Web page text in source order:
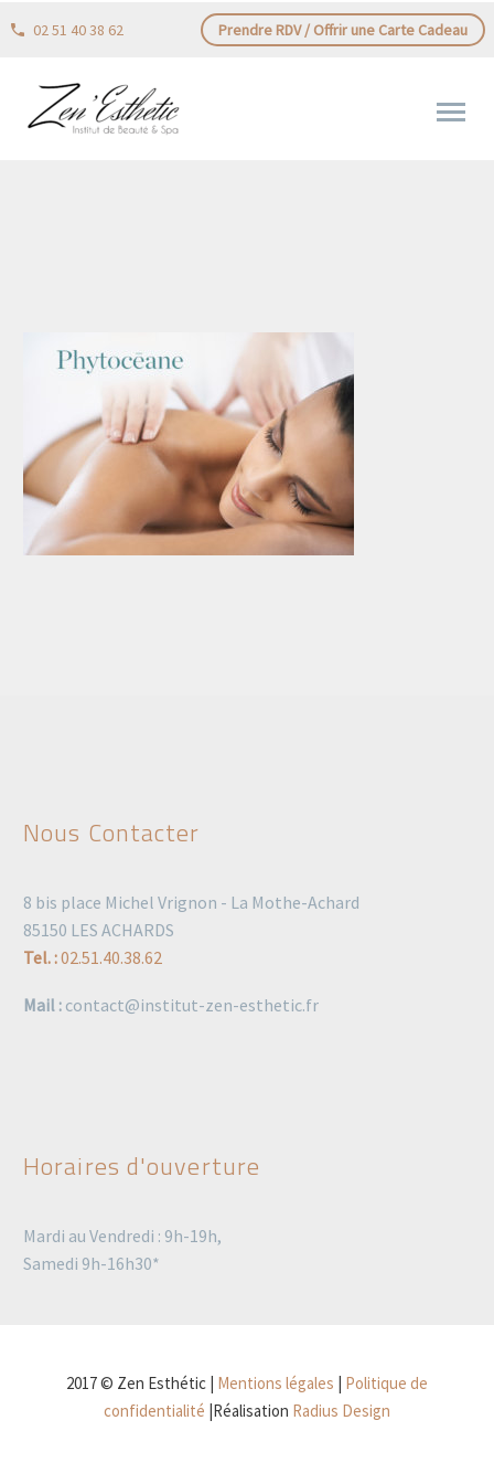
02 51 40 38 62 Prendre RDV / Offrir une Carte Cadeau
Nous Contacter
8 bis place Michel Vrignon - La Mothe-Achard
85150 LES ACHARDS
Tel. :02.51.40.38.62
Mail : contact@institut-zen-esthetic.fr
Horaires d'ouverture
Mardi au Vendredi : 9h-19h,
Samedi 9h-16h30*
2017 © Zen Esthétic | Mentions légales
Politique de
confidentialité |Réalisation Radius Design